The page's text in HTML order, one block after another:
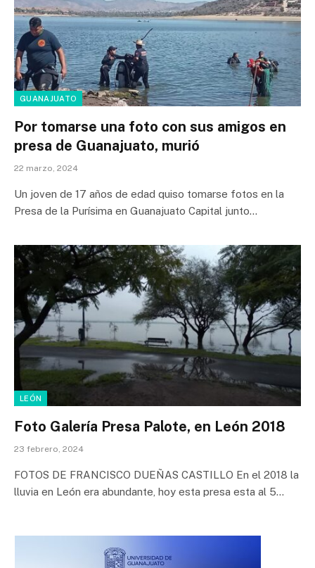
GUANAJUATO
Por tomarse una foto con sus amigos en
presa de Guanajuato, murió
22 marzo, 2024
Un joven de 17 años de edad quiso tomarse fotos en la
Presa de la Purísima en Guanajuato Capital junto…
LEÓN
Foto Galería Presa Palote, en León 2018
23 febrero, 2024
FOTOS DE FRANCISCO DUEÑAS CASTILLO En el 2018 la
lluvia en León era abundante, hoy esta presa esta al 5…